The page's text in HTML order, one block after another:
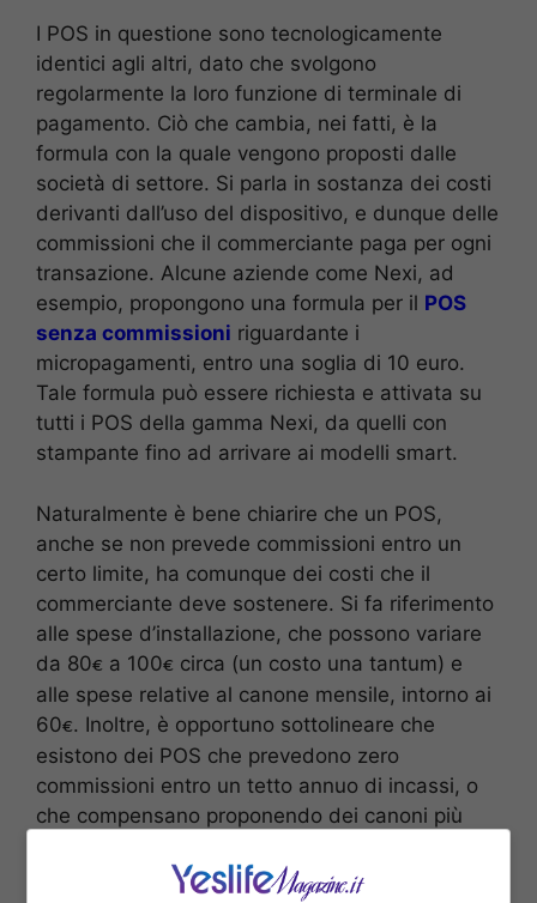
I POS in questione sono tecnologicamente
identici agli altri, dato che svolgono
regolarmente la loro funzione di terminale di
pagamento. Ciò che cambia, nei fatti, è la
formula con la quale vengono proposti dalle
società di settore. Si parla in sostanza dei costi
derivanti dall’uso del dispositivo, e dunque delle
commissioni che il commerciante paga per ogni
transazione. Alcune aziende come Nexi, ad
esempio, propongono una formula per il POS
senza commissioni riguardante i
micropagamenti, entro una soglia di 10 euro.
Tale formula può essere richiesta e attivata su
tutti i POS della gamma Nexi, da quelli con
stampante fino ad arrivare ai modelli smart.
Naturalmente è bene chiarire che un POS,
anche se non prevede commissioni entro un
certo limite, ha comunque dei costi che il
commerciante deve sostenere. Si fa riferimento
alle spese d’installazione, che possono variare
da 80€ a 100€ circa (un costo una tantum) e
alle spese relative al canone mensile, intorno ai
60€. Inoltre, è opportuno sottolineare che
esistono dei POS che prevedono zero
commissioni entro un tetto annuo di incassi, o
che compensano proponendo dei canoni più
possono variare in base alla società che